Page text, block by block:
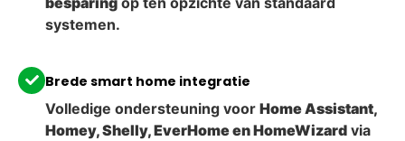
systemen.
Brede smart home integratie
Volledige ondersteuning voor Home Assistant,
Homey, Shelly, EverHome en HomeWizard via